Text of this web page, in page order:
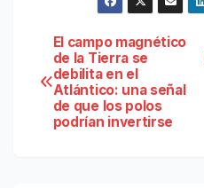
Navegación
de
entradas
El campo magnético
de la Tierra se
debilita en el
Atlántico: una señal
de que los polos
podrían invertirse